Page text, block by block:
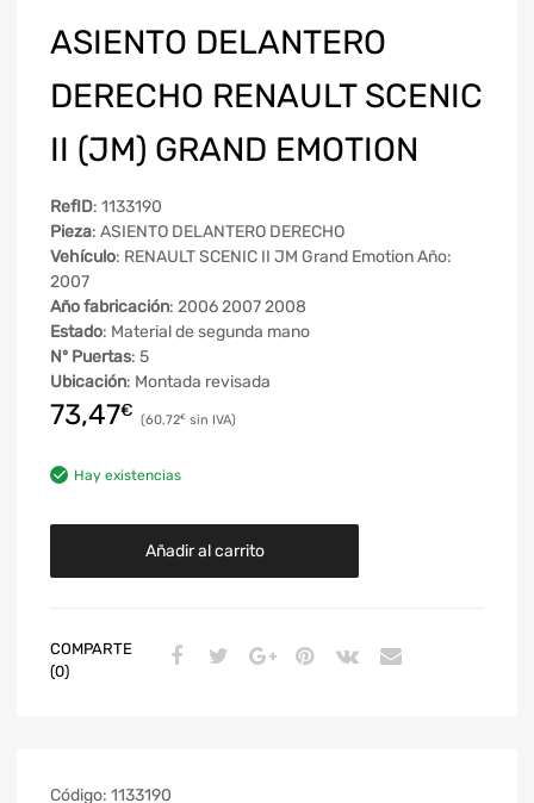
ASIENTO DELANTERO
DERECHO RENAULT SCENIC
II (JM) GRAND EMOTION
RefID: 1133190
Pieza: ASIENTO DELANTERO DERECHO
Vehículo: RENAULT SCENIC II JM Grand Emotion Año:
2007
Año fabricación: 2006 2007 2008
Estado: Material de segunda mano
Nº Puertas: 5
Ubicación: Montada revisada
73,47€ 60,72€
Hay existencias
Añadir al carrito
COMPARTE
(0)
Código: 1133190